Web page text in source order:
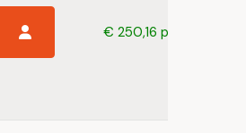
€ 250,16 p/s